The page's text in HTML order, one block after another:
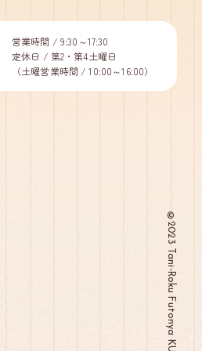
営業時間 / 9:30～17:30
定休日 / 第2・第4土曜日
（土曜営業時間 / 10:00～16:00）
©2023 Tani-Roku Futonya KUGA